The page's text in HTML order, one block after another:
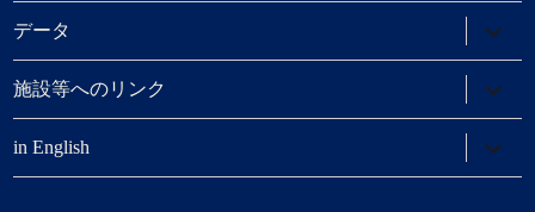
を
展
開
ニ
ュ
ー
を
展
開
データ
ブ
メ
ニ
ュ
ー
を
展
開
施設等へのリンク
ブ
メ
ニ
ュ
ー
in English
ブ
メ